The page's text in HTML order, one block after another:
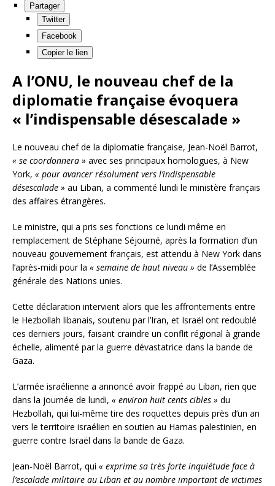
Partager
Twitter
Facebook
Copier le lien
A l’ONU, le nouveau chef de la
diplomatie française évoquera
« l’indispensable désescalade »
Le nouveau chef de la diplomatie française, Jean-Noël Barrot,
« se coordonnera » avec ses principaux homologues, à New
York, « pour avancer résolument vers l’indispensable
désescalade » au Liban, a commenté lundi le ministère français
des affaires étrangères.
Le ministre, qui a pris ses fonctions ce lundi même en
remplacement de Stéphane Séjourné, après la formation d’un
nouveau gouvernement français, est attendu à New York dans
l’après-midi pour la « semaine de haut niveau » de l’Assemblée
générale des Nations unies.
Cette déclaration intervient alors que les affrontements entre
le Hezbollah libanais, soutenu par l’Iran, et Israël ont redoublé
ces derniers jours, faisant craindre un conflit régional à grande
échelle, alimenté par la guerre dévastatrice dans la bande de
Gaza.
L’armée israélienne a annoncé avoir frappé au Liban, rien que
dans la journée de lundi, « environ huit cents cibles » du
Hezbollah, qui lui-même tire des roquettes depuis près d’un an
vers le territoire israélien en soutien au Hamas palestinien, en
guerre contre Israël dans la bande de Gaza.
Jean-Noël Barrot, qui « exprime sa très forte inquiétude face à
l’escalade militaire au Liban et au nombre important de victimes